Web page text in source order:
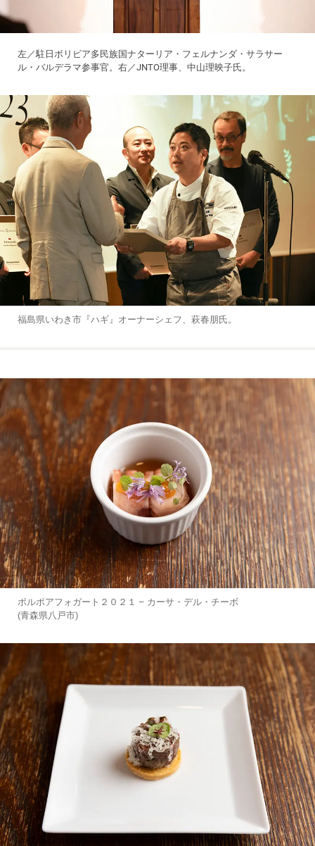
左／駐日ボリビア多民族国ナターリア・フェルナンダ・サラサー
ル・バルデラマ参事官。右／JNTO理事、中山理映子氏。
福島県いわき市『ハギ』オーナーシェフ、萩春朋氏。
ポルポアフォガート２０２１ – カーサ・デル・チーボ
(青森県八戸市)